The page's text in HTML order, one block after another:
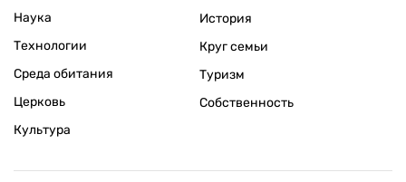
Наука
Технологии
Среда обитания
Церковь
Культура
История
Круг семьи
Туризм
Собственность